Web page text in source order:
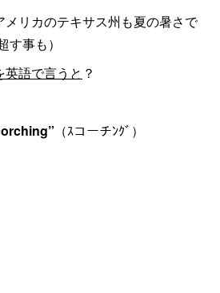
メリカのテキサス州も夏の暑さで
事も）
英語で言うと ？
（ｽコーチﾝｸﾞ）